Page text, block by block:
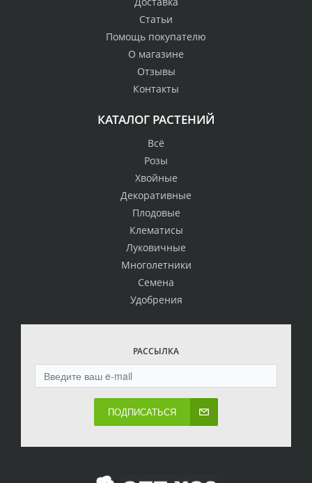
Статьи
Помощь покупателю
О магазине
Отзывы
Контакты
КАТАЛОГ РАСТЕНИЙ
Всё
Розы
Хвойные
Декоративные
Плодовые
Клематисы
Луковичные
Многолетники
Семена
Удобрения
РАССЫЛКА
ПОДПИСАТЬСЯ